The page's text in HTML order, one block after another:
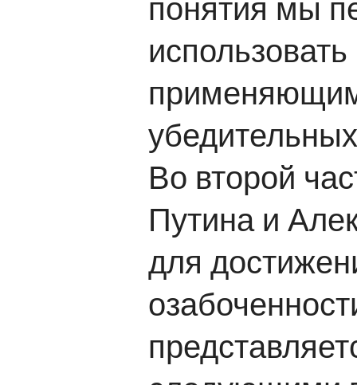
Во второй
Путина и
для